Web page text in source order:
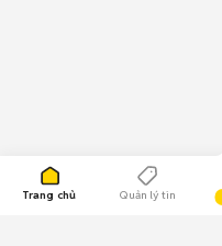
Trang chủ Quản lý tin